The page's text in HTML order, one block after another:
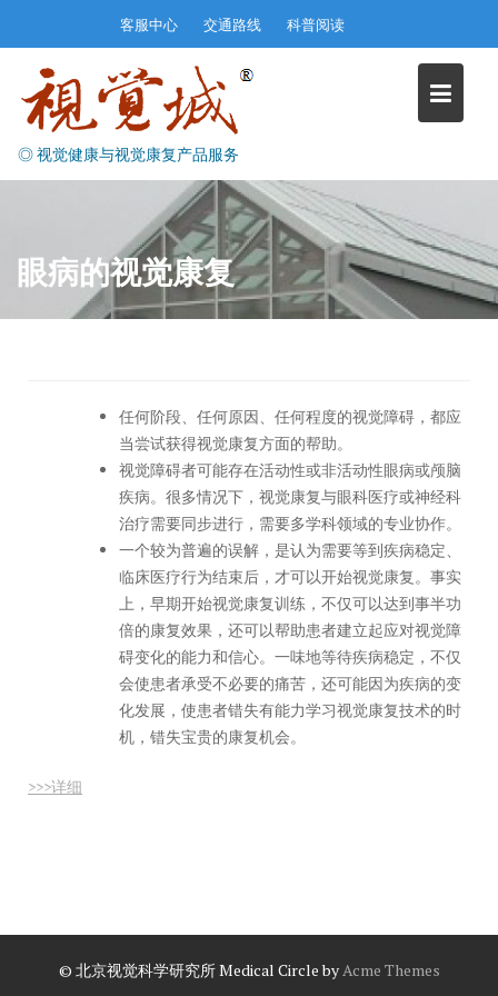
content
客服中心 交通路线 科普阅读
◎ 视觉健康与视觉康复产品服务
眼病的视觉康复
任何阶段、任何原因、任何程度的视觉障碍，都应
当尝试获得视觉康复方面的帮助。
视觉障碍者可能存在活动性或非活动性眼病或颅脑
疾病。很多情况下，视觉康复与眼科医疗或神经科
治疗需要同步进行，需要多学科领域的专业协作。
一个较为普遍的误解，是认为需要等到疾病稳定、
临床医疗行为结束后，才可以开始视觉康复。事实
上，早期开始视觉康复训练，不仅可以达到事半功
倍的康复效果，还可以帮助患者建立起应对视觉障
碍变化的能力和信心。一味地等待疾病稳定，不仅
会使患者承受不必要的痛苦，还可能因为疾病的变
化发展，使患者错失有能力学习视觉康复技术的时
机，错失宝贵的康复机会。
>>>详细
© 北京视觉科学研究所Medical Circle byAcme Themes